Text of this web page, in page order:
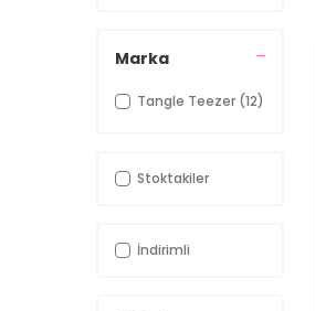
Marka
Tangle Teezer (12)
Stoktakiler
İndirimli